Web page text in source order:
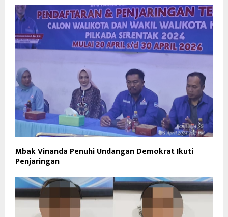
Mbak Vinanda Penuhi Undangan Demokrat Ikuti
Penjaringan